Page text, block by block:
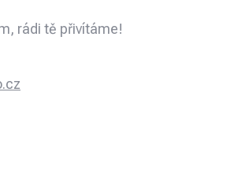
rádi tě přivítáme!